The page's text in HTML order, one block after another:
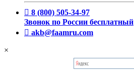
8 (800) 505-34-97
Звонок по России бесплатный
akb@faamru.com
×